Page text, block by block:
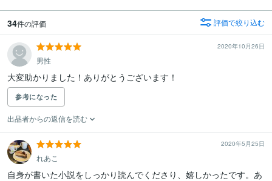
34件の評価 評価で絞り込む
2020年10月26日
男性
大変助かりました！ありがとうございます！
参考になった
出品者からの返信を読む
2020年5月25日
れあこ
自身が書いた小説をしっかり読んでくださり、嬉しかったです。あ